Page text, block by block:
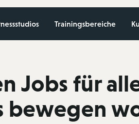
Trainingsbereiche
Jobs für
bewegen